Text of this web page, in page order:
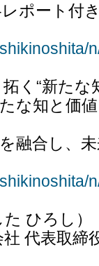
ポート付
く“新たな
な知と価
融合し、
ひろし）
代表取締